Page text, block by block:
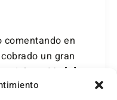
comentando en
un gran
«Me […]